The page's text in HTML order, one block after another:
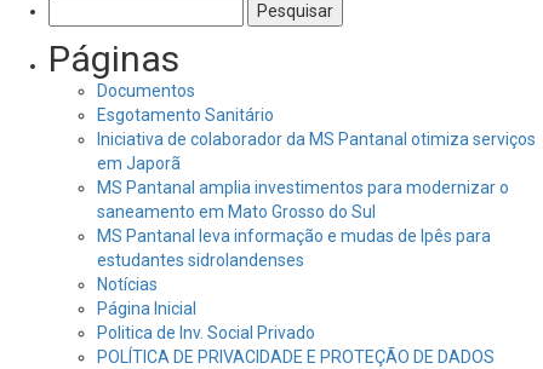
por:
Páginas
Documentos
Esgotamento Sanitário
Iniciativa de colaborador da MS Pantanal otimiza serviços
em Japorã
MS Pantanal amplia investimentos para modernizar o
saneamento em Mato Grosso do Sul
MS Pantanal leva informação e mudas de Ipês para
estudantes sidrolandenses
Notícias
Página Inicial
Politica de Inv. Social Privado
POLÍTICA DE PRIVACIDADE E PROTEÇÃO DE DADOS